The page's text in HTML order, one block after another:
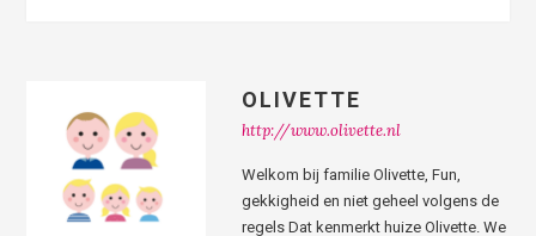
OLIVETTE
http://www.olivette.nl
Welkom bij familie Olivette, Fun,
gekkigheid en niet geheel volgens de
regels Dat kenmerkt huize Olivette. We